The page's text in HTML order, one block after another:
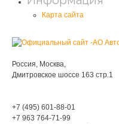
Карта сайта
Россия, Москва,
Дмитровское шоссе 163 стр.1
+7 (495) 601-88-01
+7 963 764-71-99